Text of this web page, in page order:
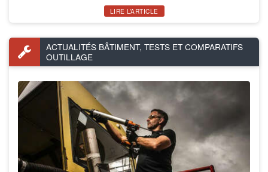
LIRE L’ARTICLE
ACTUALITÉS BÂTIMENT, TESTS ET COMPARATIFS
OUTILLAGE